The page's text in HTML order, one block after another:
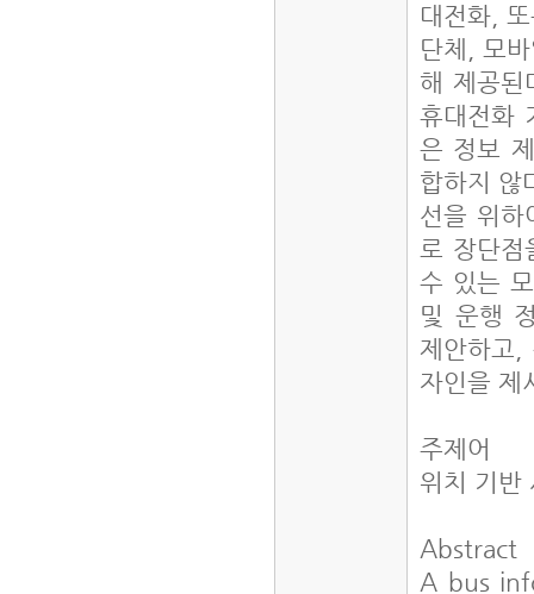
대전화,
단체, 모
해 제공된
휴대전화
은 정보
합하지 않
선을 위하
로 장단점
수 있는
및 운행
제안하고,
자인을 제
주제어
위치 기반
Abstract
A bus